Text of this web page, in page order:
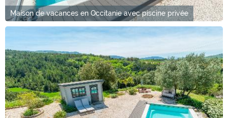
Maison de vacances en Occitanie avec piscine privée